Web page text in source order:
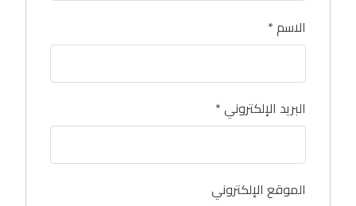
الاسم*
البريد الإلكتروني*
الموقع الإلكتروني